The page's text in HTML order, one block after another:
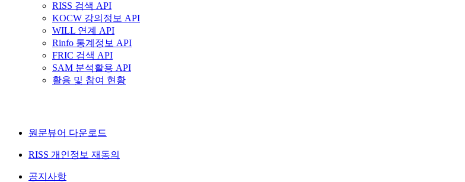
RISS 검색 API
KOCW 강의정보 API
WILL 연계 API
Rinfo 통계정보 API
FRIC 검색 API
SAM 분석활용 API
활용 및 참여 현황
원문뷰어 다운로드
RISS 개인정보 재동의
공지사항